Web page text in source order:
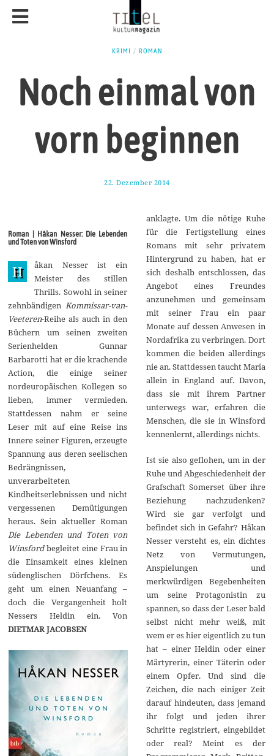
KRIMI / ROMAN
Noch einmal von
vorn beginnen
22. Dezember 2014
a
n
u
a
r
2
0
1
Roman | Håkan Nesser: Die Lebenden
und Toten von Winsford
H
åkan Nesser ist ein
Meister des stillen
Thrills. Sowohl in seiner
zehnbändigen Kommissar-van-
Veeteren-Reihe als auch in den
Büchern um seinen zweiten
Serienhelden Gunnar
Barbarotti hat er die krachende
Action, die einige seiner
nordeuropäischen Kollegen so
lieben, immer vermieden.
Stattdessen nahm er seine
Leser mit auf eine Reise ins
Innere seiner Figuren, erzeugte
Spannung aus deren seelischen
Bedrängnissen,
unverarbeiteten
Kindheitserlebnissen und nicht
vergessenen Demütigungen
heraus. Sein aktueller Roman
Die Lebenden und Toten von
Winsfordbegleitet eine Frau in
die Einsamkeit eines kleinen
südenglischen Dörfchens. Es
geht um einen Neuanfang –
doch die Vergangenheit holt
Nessers Heldin ein. Von
DIETMAR JACOBSEN
anklagte. Um die nötige Ruhe
für die Fertigstellung eines
Romans mit sehr privatem
Hintergrund zu haben, hat er
sich deshalb entschlossen, das
Angebot eines Freundes
anzunehmen und gemeinsam
mit seiner Frau ein paar
Monate auf dessen Anwesen in
Nordafrika zu verbringen. Dort
kommen die beiden allerdings
nie an. Stattdessen taucht Maria
allein in England auf. Davon,
dass sie mit ihrem Partner
unterwegs war, erfahren die
Menschen, die sie in Winsford
kennenlernt, allerdings nichts.
Ist sie also geflohen, um in der
Ruhe und Abgeschiedenheit der
Grafschaft Somerset über ihre
Beziehung nachzudenken?
Wird sie gar verfolgt und
befindet sich in Gefahr? Håkan
Nesser versteht es, ein dichtes
Netz von Vermutungen,
Anspielungen und
merkwürdigen Begebenheiten
um seine Protagonistin zu
spannen, so dass der Leser bald
selbst nicht mehr weiß, mit
wem er es hier eigentlich zu tun
hat – einer Heldin oder einer
Märtyrerin, einer Täterin oder
einem Opfer. Und sind die
Zeichen, die nach einiger Zeit
darauf hindeuten, dass jemand
ihr folgt und jeden ihrer
Schritte registriert, eingebildet
oder real? Meint es der